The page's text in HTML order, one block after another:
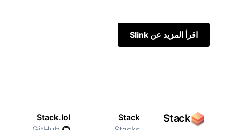
اقرأ المزيد عن Slink
Stack
Stack
Stack.lol